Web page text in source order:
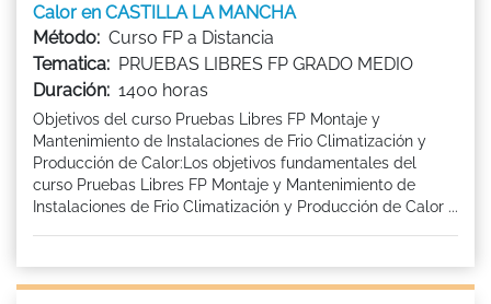
Calor en CASTILLA LA MANCHA
Método: Curso FP a Distancia
Tematica: PRUEBAS LIBRES FP GRADO MEDIO
Duración: 1400 horas
Objetivos del curso Pruebas Libres FP Montaje y
Mantenimiento de Instalaciones de Frio Climatización y
Producción de Calor:Los objetivos fundamentales del
curso Pruebas Libres FP Montaje y Mantenimiento de
Instalaciones de Frio Climatización y Producción de Calor ...